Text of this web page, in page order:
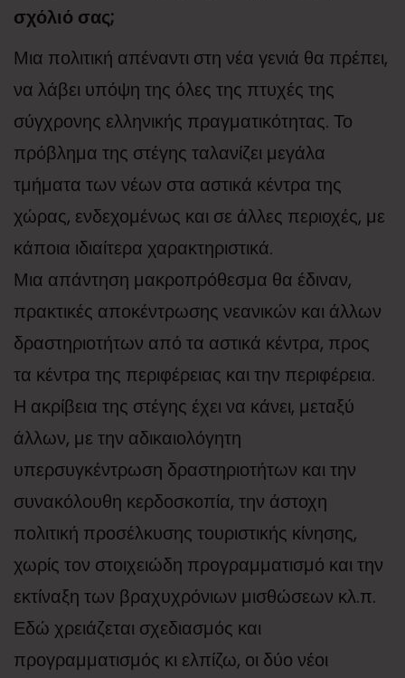
σχόλιό σας;
Μια πολιτική απέναντι στη νέα γενιά θα πρέπει,
να λάβει υπόψη της όλες της πτυχές της
σύγχρονης ελληνικής πραγματικότητας. Το
πρόβλημα της στέγης ταλανίζει μεγάλα
τμήματα των νέων στα αστικά κέντρα της
χώρας, ενδεχομένως και σε άλλες περιοχές, με
κάποια ιδιαίτερα χαρακτηριστικά.
Μια απάντηση μακροπρόθεσμα θα έδιναν,
πρακτικές αποκέντρωσης νεανικών και άλλων
δραστηριοτήτων από τα αστικά κέντρα, προς
τα κέντρα της περιφέρειας και την περιφέρεια.
Η ακρίβεια της στέγης έχει να κάνει, μεταξύ
άλλων, με την αδικαιολόγητη
υπερσυγκέντρωση δραστηριοτήτων και την
συνακόλουθη κερδοσκοπία, την άστοχη
πολιτική προσέλκυσης τουριστικής κίνησης,
χωρίς τον στοιχειώδη προγραμματισμό και την
εκτίναξη των βραχυχρόνιων μισθώσεων κλ.π.
Εδώ χρειάζεται σχεδιασμός και
προγραμματισμός κι ελπίζω, οι δύο νέοι